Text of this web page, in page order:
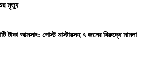
মৃত্যু
টাকা আত্মসাৎ: পোস্ট মাস্টারসহ ৭ জনের বিরুদ্ধে মামলা